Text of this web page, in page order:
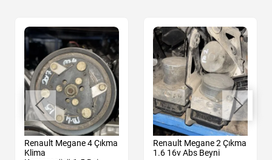
Renault Megane 4 Çıkma
Klima
Renault Megane 2 Çıkma
1.6 16v Abs Beyni